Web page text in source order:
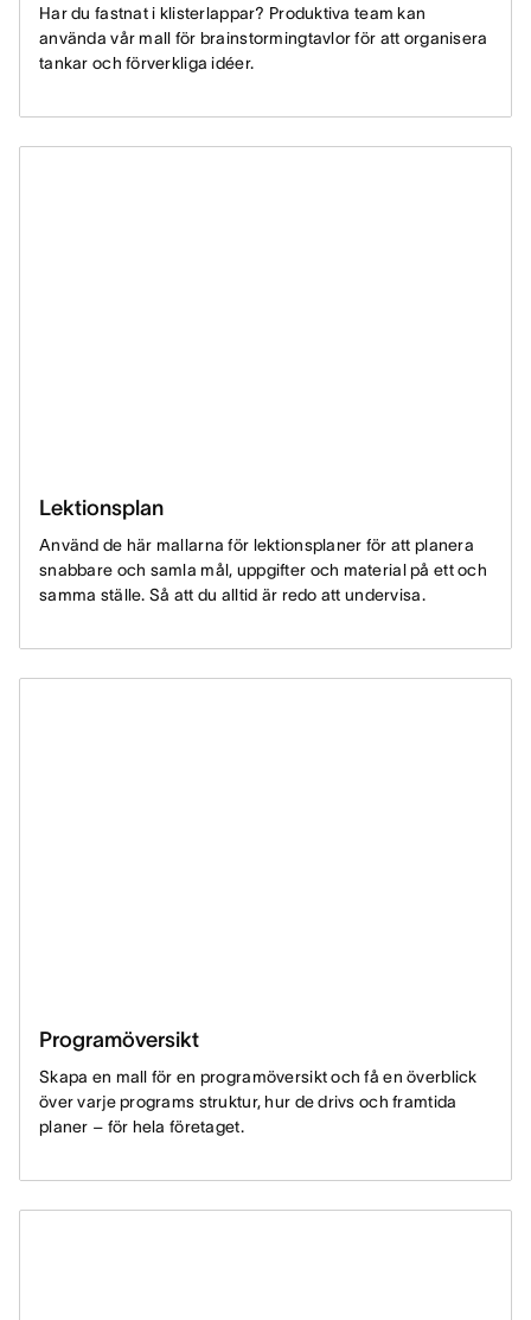
Har du fastnat i klisterlappar? Produktiva team kan
använda vår mall för brainstormingtavlor för att organisera
tankar och förverkliga idéer.
Lektionsplan
Använd de här mallarna för lektionsplaner för att planera
snabbare och samla mål, uppgifter och material på ett och
samma ställe. Så att du alltid är redo att undervisa.
Programöversikt
Skapa en mall för en programöversikt och få en överblick
över varje programs struktur, hur de drivs och framtida
planer – för hela företaget.